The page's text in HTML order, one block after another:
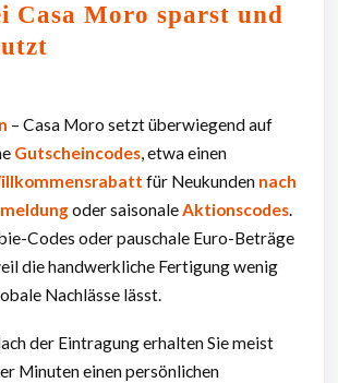
Casa Moro sparst und
– Casa Moro setzt überwiegend auf
Gutscheincodes, etwa einen
für Neukunden nach
oder saisonaleAktionscodes.
Codes oder pauschale Euro-Beträge
die handwerkliche Fertigung wenig
Nachlässe lässt.
der Eintragung erhalten Sie meist
Minuten einen persönlichen